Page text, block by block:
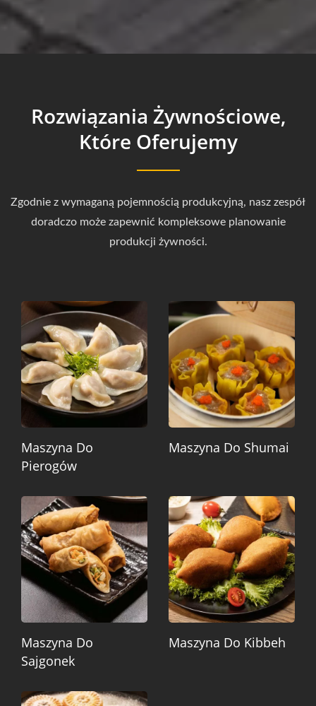
Rozwiązania Żywnościowe,
Które Oferujemy
Zgodnie z wymaganą pojemnością produkcyjną, nasz zespół
doradczo może zapewnić kompleksowe planowanie
produkcji żywności.
Maszyna Do
Pierogów
Maszyna Do Shumai
Maszyna Do
Sajgonek
Maszyna Do Kibbeh